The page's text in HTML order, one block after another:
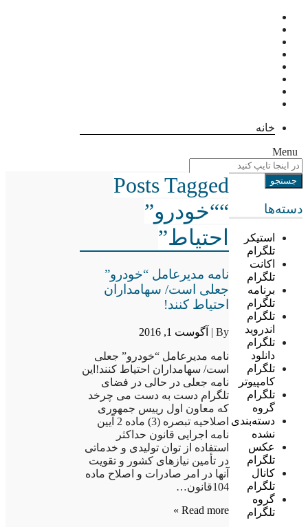
خانه
Menu
دسته‌ها
استیکر
تلگرام
اکانت
تلگرام
برنامه
تلگرام
تلگرام
اندروید
تلگرام
دانلود
تلگرام
کامپیوتر
تلگرام
گروه
دسته‌بندی
نشده
عکس
تلگرام
کانال
تلگرام
گروه
تلگرام
Posts Tagged
““خودرو”
احتیاط”
نامه مدیرعامل “خودرو”
جعلی است/ سهامداران
احتیاط کنند!
By | آگوست 1, 2016
نامه مدیرعامل “خودرو” جعلی
است/ سهامداران احتیاط کنند!این
نامه جعلی در حالی در فضای
تلگرام دست به دست می چرخد
که معاون اول رییس جمهوری
اصلاحیه تبصره (3) ماده 2 آیین
نامه اجرایی قانون حداکثر
استفاده از توان تولیدی و خدماتی
در تأمین نیازهای کشور و تقویت
آنها در امر صادرات و اصلاح ماده
104قانون…
Read more »